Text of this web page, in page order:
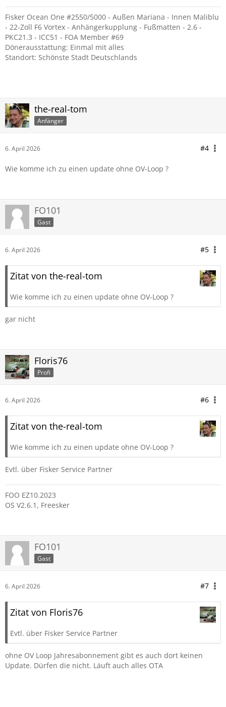
Fisker Ocean One #2550/5000 - Außen Mariana - Innen Maliblu
- 22-Zoll F6 Vortex - Anhängerkupplung - Fußmatten - 2.6 -
PKC21.3 - ICC51 - FOA Member #69
Dönerausstattung: Einmal mit alles
Standort: Schönste Stadt Deutschlands
the-real-tom
Anfänger
6. April 2026 #4
Wie komme ich zu einen update ohne OV-Loop ?
FO101
Gast
6. April 2026 #5
Zitat von the-real-tom
Wie komme ich zu einen update ohne OV-Loop ?
gar nicht
Floris76
Profi
6. April 2026 #6
Zitat von the-real-tom
Wie komme ich zu einen update ohne OV-Loop ?
Evtl. über Fisker Service Partner
FOO EZ10.2023
OS V2.6.1, Freesker
FO101
Gast
6. April 2026 #7
Zitat von Floris76
Evtl. über Fisker Service Partner
ohne OV Loop Jahresabonnement gibt es auch dort keinen
Update. Dürfen die nicht. Läuft auch alles OTA